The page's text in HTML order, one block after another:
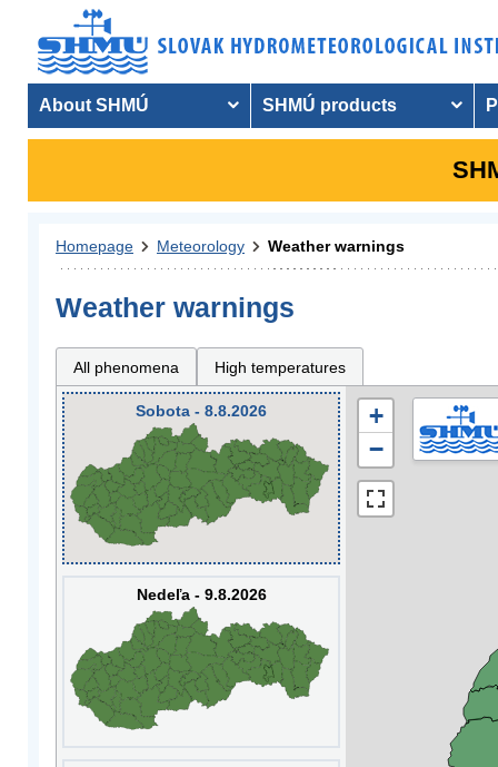
About SHMÚ SHMÚ products
Homepage Meteorology Weather warnings
Weather warnings
All phenomena High temperatures
Sobota - 8.8.2026
Nedeľa - 9.8.2026
+
−